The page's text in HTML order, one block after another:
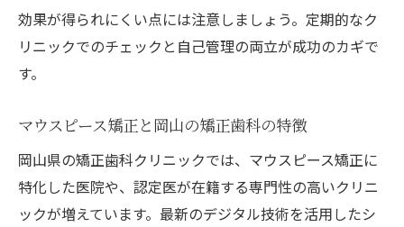
効果が得られにくい点には注意しましょう。定期的なク
リニックでのチェックと自己管理の両立が成功のカギで
す。
マウスピース矯正と岡山の矯正歯科の特徴
岡山県の矯正歯科クリニックでは、マウスピース矯正に
特化した医院や、認定医が在籍する専門性の高いクリニ
ックが増えています。最新のデジタル技術を活用したシ